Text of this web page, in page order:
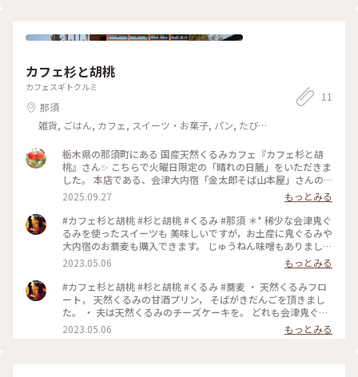
カフェ杉と胡桃
カフェスギトクルミ
那須
雑貨, ごはん, カフェ, スイーツ・お菓子, パン, たびレ
11
栃木県の那須町にある 国産天然くるみカフェ『カフェ杉と胡
桃』さん✨ こちらで火曜日限定の「晴れの日膳」をいただきま
した。 本店である、会津大内宿「金太郎そば山本屋」さんの
おそばを使った天然くるみそば御膳です。 会津の天然くるみ
は、香りが高く味も濃いのが特徴的で 国内流通量もわずか1%
と希少。 そばつゆで溶いて頂きますが、ゴロゴロと感じられ
る鬼ぐるみ 濃厚だけどさっぱりとしていて、とても美味しかっ
たです。 少し遅れて持ってきてくださった栃もちのつゆもち
（2枚目） 揚げたて熱々の栃もちにおつゆがしみて、 サクっか
らのもちっで、こちらも美味♡ そして、デザートの「無添加く
るみアイス」 これは今でも忘れられない程の美味しさで、 良
いくるみ御膳のシメとなりました♡ #晴れの日膳 #火曜日限定
#限定30食 #予約して行きました #カフェ杉と胡桃 #天然鬼ぐ
るみ #金太郎そば山本屋 #那須 #ことりっぷと一緒 #ことりっ
ぷ #秋の装い #くるみそば #くるみ #ひとりカフェ部 #秋の那須
2025.09.27
もっとみる
#カフェ杉と胡桃 #杉と胡桃 #くるみ #那須 ＊* 稀少な会津鬼ぐ
るみを使ったスイーツも 美味しいですが，お土産に鬼ぐるみや
大内宿のお蕎麦も購入できます。 じゅうねん味噌もありました
˚✧₊ ・ そしてくるみの殻を使ったアクセサリーがとっても可愛
いです♡ 一つひとつ手作りのため，同じものはありません。
ちょこっと欠けたくるみも味があっていいですね。 素敵なマ
グネットを購入できました(*´꒳`*) ＊*
2023.05.06
もっとみる
#カフェ杉と胡桃 #杉と胡桃 #くるみ #蕎麦 ・ 天然くるみフロ
ート， 天然くるみの甘酒プリン， そばがきだんごを頂きまし
た。 ・ 夫は天然くるみのチーズケーキを。 どれも会津鬼ぐる
み入っていて， 美味しいスイーツです♡
2023.05.06 もっとみる